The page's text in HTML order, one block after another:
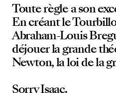
Toute règle a son
En créant le
Abraham-Louis
déjouer la grande
Newton, la loi de la
Sorry Isaac.